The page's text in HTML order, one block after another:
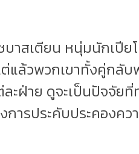
บาสเตียน หนุ่มนักเปี
ล้วพวกเขาทั้งคู่กลับ
ะฝ่าย ดูจะเป็นปัจจัย
การประคับประคองค